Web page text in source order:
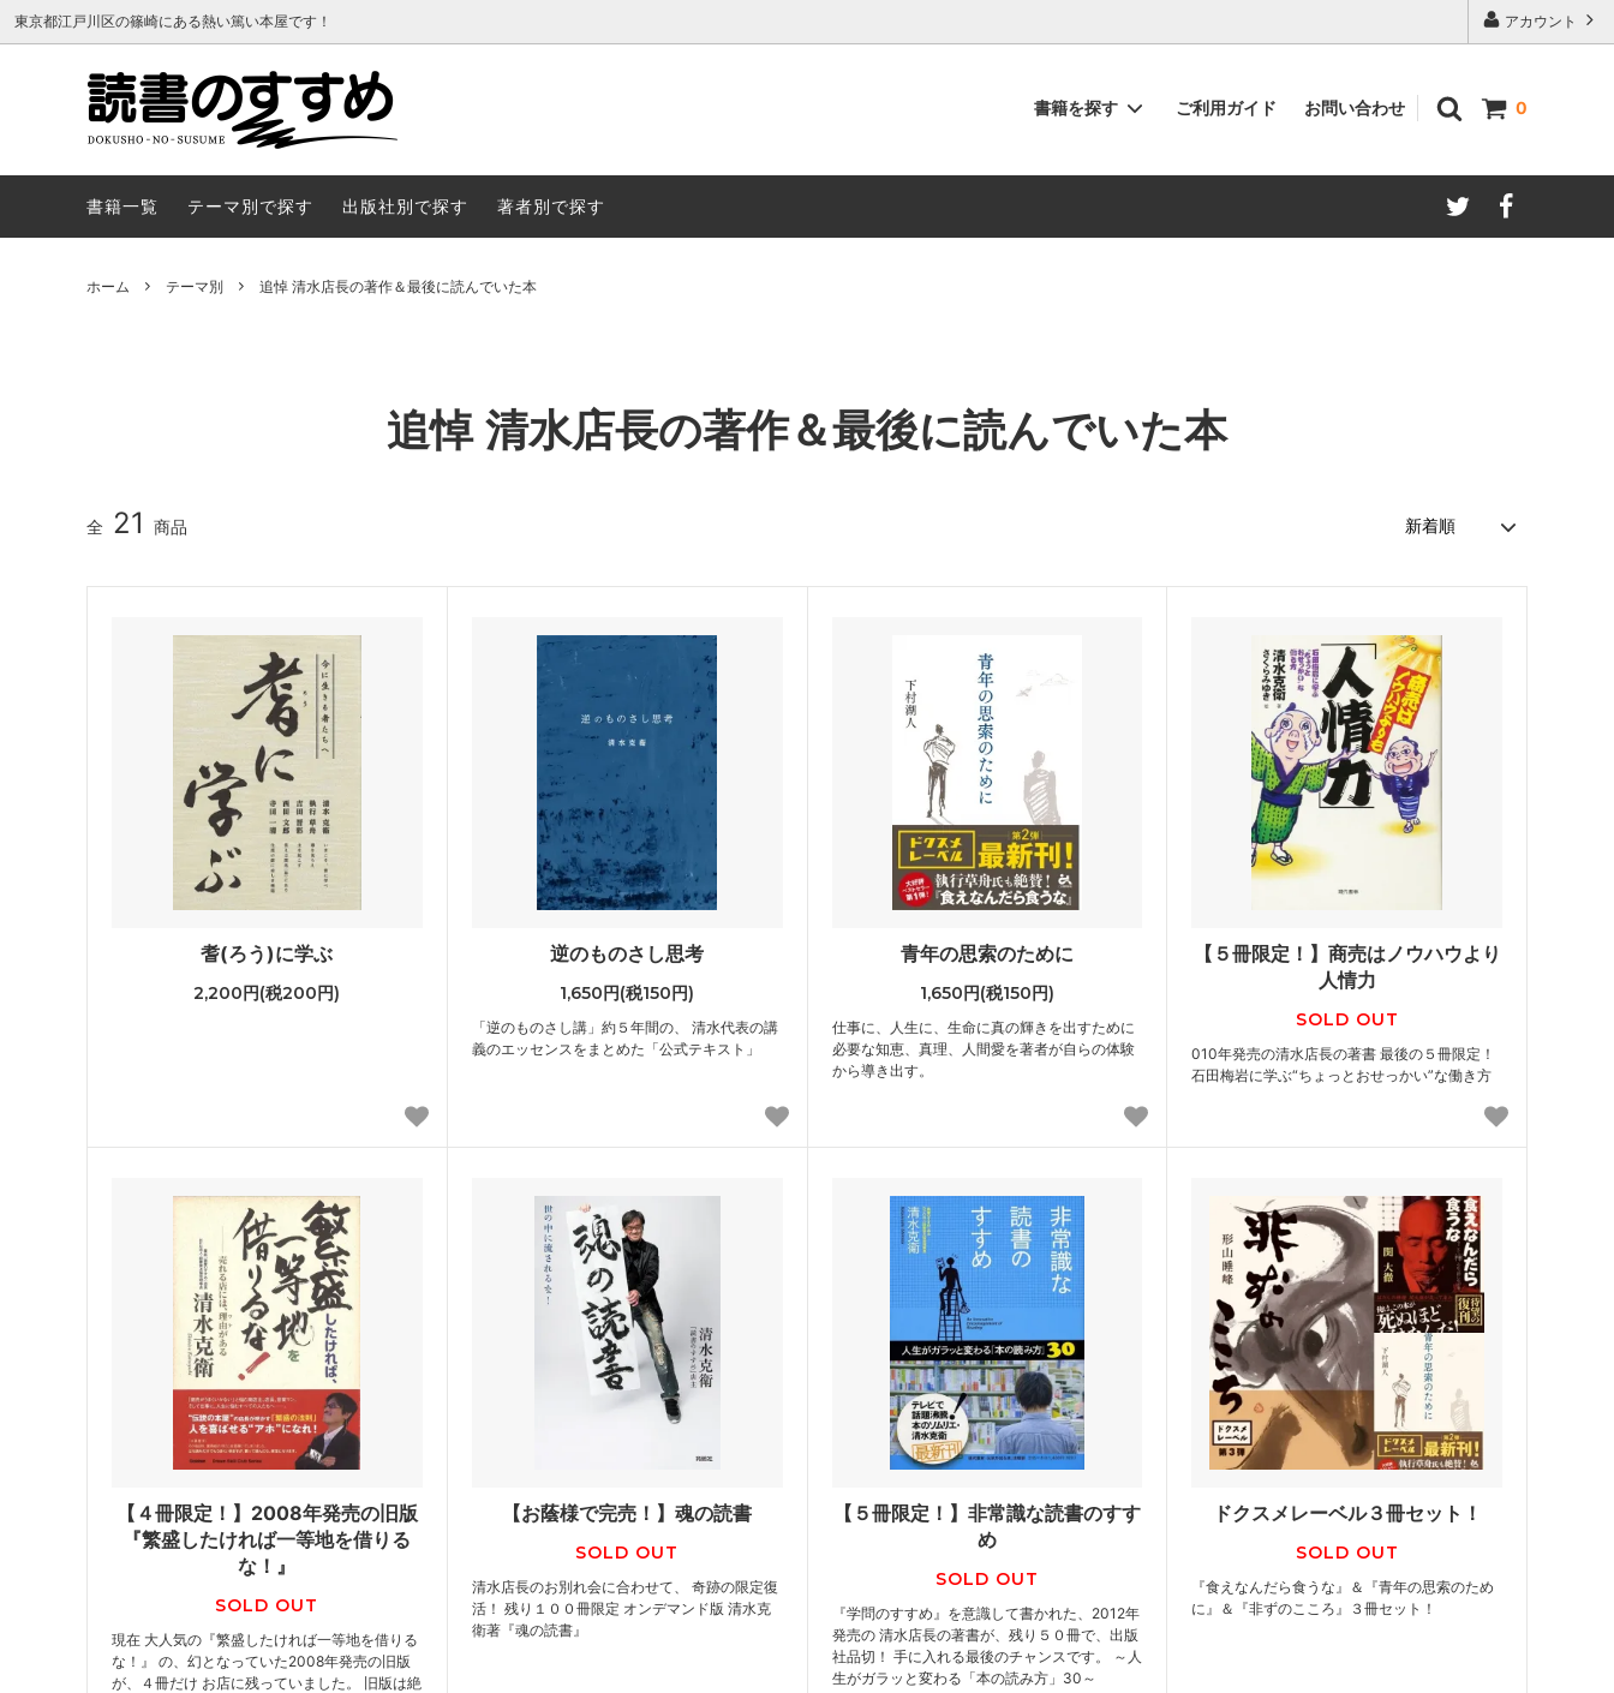
アカウント
東京都江戸川区の篠崎にある熱い篤い本屋です！
0
書籍を探す ご利用ガイド お問い合わせ
書籍一覧 テーマ別で探す 出版社別で探す 著者別で探す
ホーム テーマ別 追悼 清水店長の著作＆最後に読んでいた本
追悼 清水店長の著作＆最後に読んでいた本
全 21 商品
耆(ろう)に学ぶ
2,200円(税200円)
逆のものさし思考
1,650円(税150円)
「逆のものさし講」約５年間の、 清水代表の講
義のエッセンスをまとめた「公式テキスト」
青年の思索のために
1,650円(税150円)
仕事に、人生に、生命に真の輝きを出すために
必要な知恵、真理、人間愛を著者が自らの体験
から導き出す。
【５冊限定！】商売はノウハウより
人情力
SOLD OUT
010年発売の清水店長の著書 最後の５冊限定！
石田梅岩に学ぶ“ちょっとおせっかい”な働き方
【４冊限定！】2008年発売の旧版
『繁盛したければ一等地を借りる
な！』
SOLD OUT
現在 大人気の『繁盛したければ一等地を借りる
な！』 の、幻となっていた2008年発売の旧版
が、４冊だけ お店に残っていました。 旧版は絶
【お蔭様で完売！】魂の読書
SOLD OUT
清水店長のお別れ会に合わせて、 奇跡の限定復
活！ 残り１００冊限定 オンデマンド版 清水克
衛著『魂の読書』
【５冊限定！】非常識な読書のすす
め
SOLD OUT
『学問のすすめ』を意識して書かれた、2012年
発売の 清水店長の著書が、残り５０冊で、出版
社品切！ 手に入れる最後のチャンスです。 ～人
生がガラッと変わる「本の読み方」30～
ドクスメレーベル３冊セット！
SOLD OUT
『食えなんだら食うな』＆『青年の思索のため
に』＆『非ずのこころ』３冊セット！